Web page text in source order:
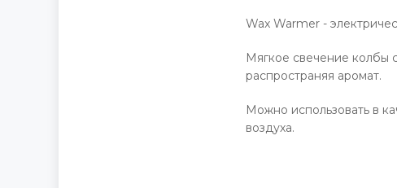
Wax Warmer -
Мягкое свечение колбы
распространяя аромат.
Можно использовать в
воздуха.